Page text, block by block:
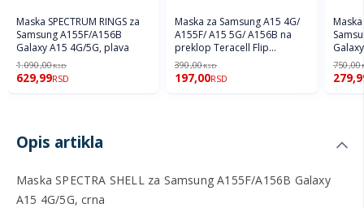
Maska SPECTRUM RINGS za
Samsung A155F/A156B
Galaxy A15 4G/5G, plava
1.090,00RSD
629,99RSD
Maska za Samsung A15 4G/
A155F/ A15 5G/ A156B na
preklop Teracell Flip
Premium crna
390,00RSD
197,00RSD
750,00
Opis artikla
Maska SPECTRA SHELL za Samsung A155F/A156B Galaxy
A15 4G/5G, crna